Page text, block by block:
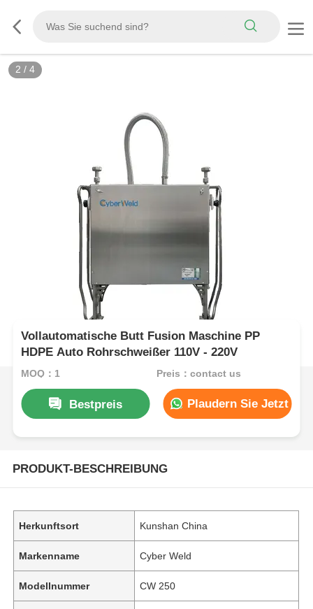
2 / 4
Vollautomatische Butt Fusion Maschine PP
HDPE Auto Rohrschweißer 110V - 220V
MOQ：1 Preis：contact us
Bestpreis Plaudern Sie Jetzt
PRODUKT-BESCHREIBUNG
Herkunftsort Kunshan China
Markenname Cyber Weld
Modellnummer CW 250